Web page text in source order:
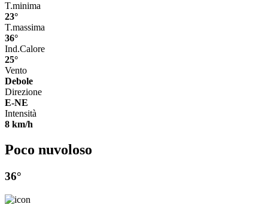
T.minima
23°
T.massima
36°
Ind.Calore
25°
Vento
Debole
Direzione
E-NE
Intensità
8 km/h
Poco nuvoloso
36°